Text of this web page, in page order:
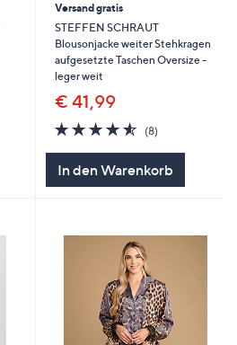
Versand gratis
STEFFEN SCHRAUT
Blousonjacke weiter Stehkragen
aufgesetzte Taschen Oversize -
leger weit
€ 41,99
4.5
von
(8)8
In den Warenkorb